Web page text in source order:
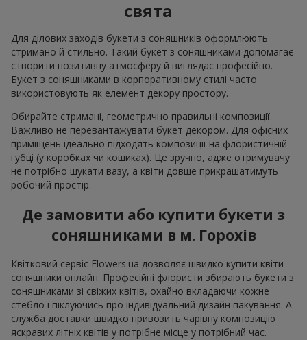
свята
Для ділових заходів букети з соняшників оформлюють
стримано й стильно. Такий букет з соняшниками допомагає
створити позитивну атмосферу й виглядає професійно.
Букет з соняшниками в корпоративному стилі часто
використовують як елемент декору простору.
Обирайте стримані, геометрично правильні композиції.
Важливо не перевантажувати букет декором. Для офісних
приміщень ідеально підходять композиції на флористичній
губці (у коробках чи кошиках). Це зручно, адже отримувачу
не потрібно шукати вазу, а квіти довше прикрашатимуть
робочий простір.
Де замовити або купити букети з
соняшниками в м. Горохів
Квітковий сервіс Flowers.ua дозволяє швидко купити квіти
соняшники онлайн. Професійні флористи збирають букети з
соняшниками зі свіжих квітів, охайно вкладаючи кожне
стебло і піклуючись про індивідуальний дизайн пакування. А
служба доставки швидко привозить чарівну композицію
яскравих літніх квітів у потрібне місце у потрібний час.